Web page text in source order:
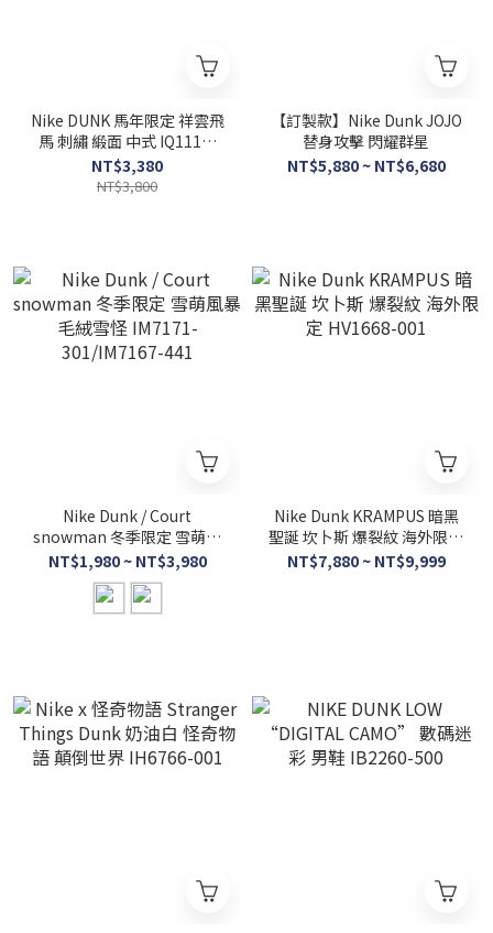
Nike DUNK 馬年限定 祥雲飛
馬 刺繡 緞面 中式 IQ1118-
220
NT$3,380
NT$3,800
【訂製款】Nike Dunk JOJO
替身攻擊 閃耀群星
NT$5,880 ~ NT$6,680
Nike Dunk / Court
snowman 冬季限定 雪萌風
暴 毛絨雪怪 IM7171-
301/IM7167-441
NT$1,980 ~ NT$3,980
Nike Dunk KRAMPUS 暗黑
聖誕 坎卜斯 爆裂紋 海外限定
HV1668-001
NT$7,880 ~ NT$9,999